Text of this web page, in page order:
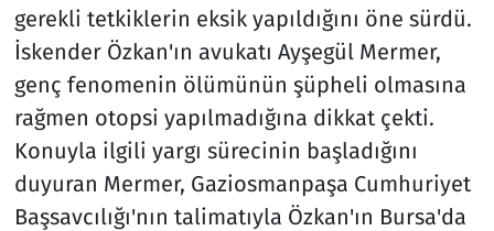
gerekli tetkiklerin eksik yapıldığını öne sürdü.
İskender Özkan'ın avukatı Ayşegül Mermer,
genç fenomenin ölümünün şüpheli olmasına
rağmen otopsi yapılmadığına dikkat çekti.
Konuyla ilgili yargı sürecinin başladığını
duyuran Mermer, Gaziosmanpaşa Cumhuriyet
Başsavcılığı'nın talimatıyla Özkan'ın Bursa'da